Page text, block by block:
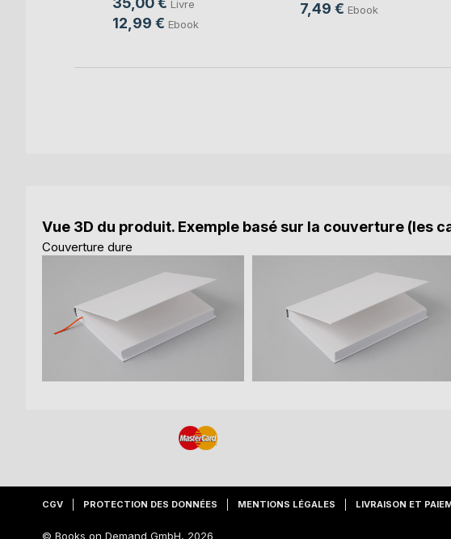
Livre
12,99 € Ebook
7,49 € Ebook
Vue 3D du produit. Exemple basé sur la couverture
Couverture dure
CGV PROTECTION DES DONNÉES MENTIONS LÉGALES LIVRAISON ET
© Books on Demand GmbH, 2026